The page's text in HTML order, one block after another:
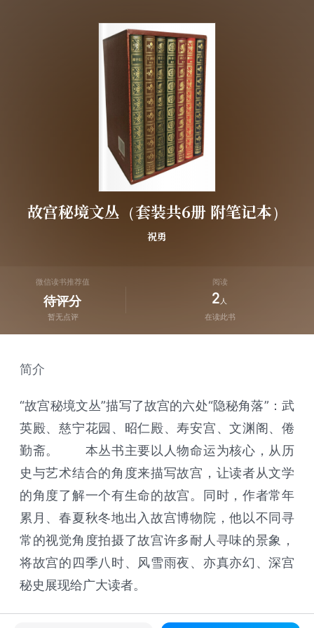
故宫秘境文丛（套装共6册 附笔记本）
祝勇
微信读书推荐值
待评分
暂无点评
阅读
2 人
在读此书
简介
“故宫秘境文丛”描写了故宫的六处“隐秘角落”：武
英殿、慈宁花园、昭仁殿、寿安宫、文渊阁、倦
勤斋。 本丛书主要以人物命运为核心，从历
史与艺术结合的角度来描写故宫，让读者从文学
的角度了解一个有生命的故宫。同时，作者常年
累月、春夏秋冬地出入故宫博物院，他以不同寻
常的视觉角度拍摄了故宫许多耐人寻味的景象，
将故宫的四季八时、风雪雨夜、亦真亦幻、深宫
秘史展现给广大读者。